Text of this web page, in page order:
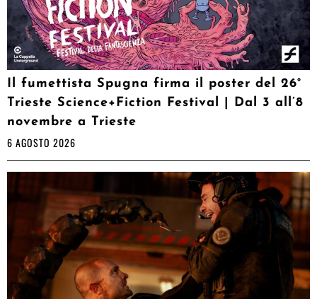
Il fumettista Spugna firma il poster del 26°
Trieste Science+Fiction Festival | Dal 3 all’8
novembre a Trieste
6 AGOSTO 2026